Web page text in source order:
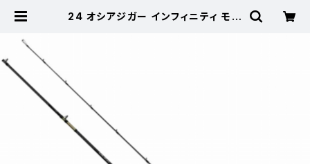
24 オシアジガー インフィニティ モー